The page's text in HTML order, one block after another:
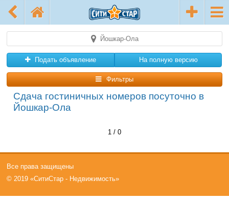
Йошкар-Ола
Подать объявление На полную версию
Фильтры
Сдача гостиничных номеров посуточно в
Йошкар-Ола
1 / 0
Все права защищены
© 2019 «СитиСтар - Недвижимость»